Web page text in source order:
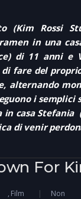
(Kim Rossi
in una
di 11 anni e
di fare del
alternando
i semplici
in casa Stefania
di venir
For
Film
Non